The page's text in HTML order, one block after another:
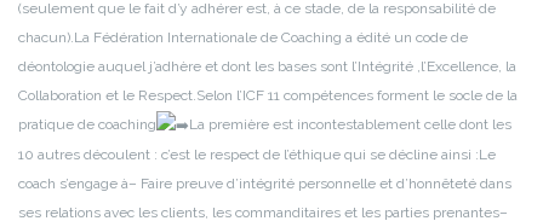
(seulement que le fait d’y adhérer est, à ce stade, de la responsabilité de
chacun). La Fédération Internationale de Coaching a édité un code de
déontologie auquel j’adhère et dont les bases sont l’Intégrité ,l’Excellence, la
Collaboration et le Respect. Selon l’ICF 11 compétences forment le socle de la
pratique de coaching
La première est incontestablement celle dont les
10 autres découlent : c’est le respect de l’éthique qui se décline ainsi :Le
coach s’engage à– Faire preuve d’intégrité personnelle et d’honnêteté dans
ses relations avec les clients, les commanditaires et les parties prenantes–